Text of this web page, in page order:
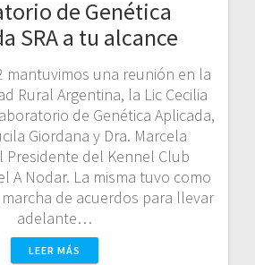
de Genética
SRA a tu alcance
mantuvimos una reunión en la
Rural Argentina, la Lic Cecilia
de Genética Aplicada,
Giordana y Dra. Marcela
Presidente del Kennel Club
A Nodar. La misma tuvo como
de acuerdos para llevar
adelante…
LEER MÁS